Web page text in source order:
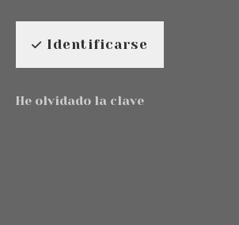
Identificarse
He olvidado la clave